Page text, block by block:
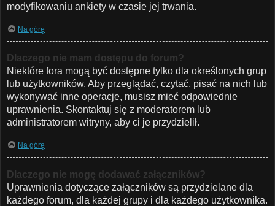
modyfikowaniu ankiety w czasie jej trwania.
Na górę
Dlaczego nie mam dostępu do forum?
Niektóre fora mogą być dostępne tylko dla określonych grup
lub użytkowników. Aby przeglądać, czytać, pisać na nich lub
wykonywać inne operacje, musisz mieć odpowiednie
uprawnienia. Skontaktuj się z moderatorem lub
administratorem witryny, aby ci je przydzielił.
Na górę
Dlaczego nie mogę dodawać załączników?
Uprawnienia dotyczące załączników są przydzielane dla
każdego forum, dla każdej grupy i dla każdego użytkownika.